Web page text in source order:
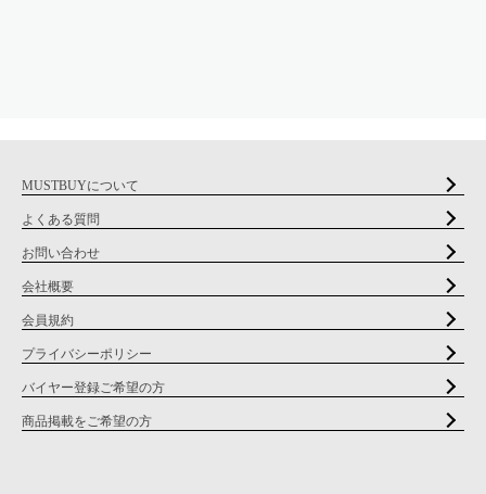
MUSTBUYについて
よくある質問
お問い合わせ
会社概要
会員規約
プライバシーポリシー
バイヤー登録ご希望の方
商品掲載をご希望の方